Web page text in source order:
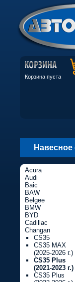
Корзина пуста
Acura
Audi
Baic
BAW
Belgee
BMW
BYD
Cadillac
Changan
CS35
CS35 MAX
(2025-2026 г.)
CS35 Plus
(2021-2023 г.)
CS35 Plus